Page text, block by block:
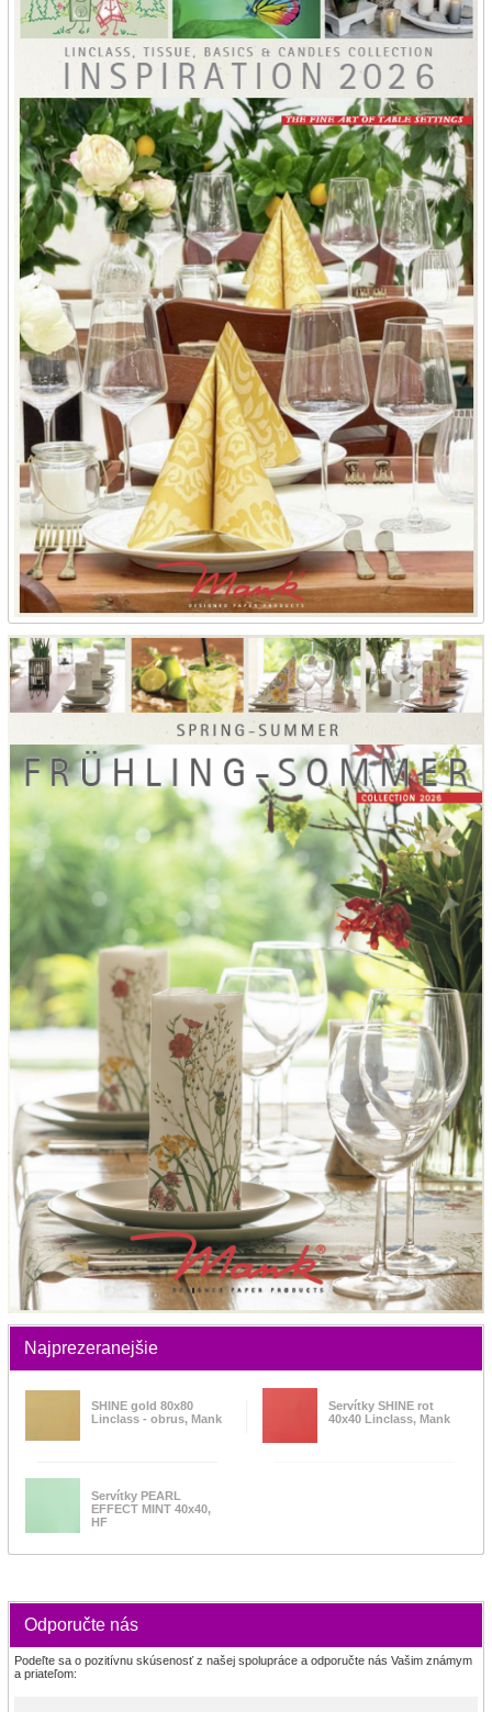
Najprezeranejšie
SHINE gold 80x80
Linclass - obrus, Mank
Servítky SHINE rot
40x40 Linclass, Mank
Servítky PEARL
EFFECT MINT 40x40,
HF
Odporučte nás
Podeľte sa o pozitívnu skúsenosť z našej spolupráce a odporučte nás Vašim známym
a priateľom: